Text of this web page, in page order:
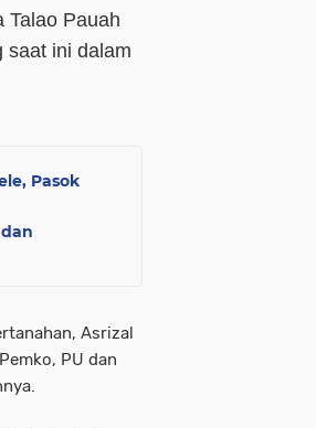
Talao Pauah
saat ini dalam
Pasok
Asrizal
PU dan